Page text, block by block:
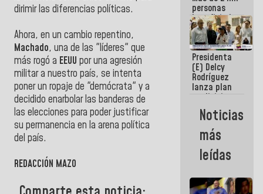
dirimir las diferencias políticas.
Ahora, en un cambio repentino,
Machado, una de las "líderes" que
más rogó a EEUU por una agresión
militar a nuestro país, se intenta
poner un ropaje de "demócrata" y a
decidido enarbolar las banderas de
las elecciones para poder justificar
su permanencia en la arena política
del país.
REDACCIÓN MAZO
personas
beneficiadas
con planes
para
atención de
emergencia
sísmica en
la última
semana
Presidenta
(E) Delcy
Rodríguez
lanza plan
crediticio
con subsidio
a Juntas de
Condominio
Noticias
más
leídas